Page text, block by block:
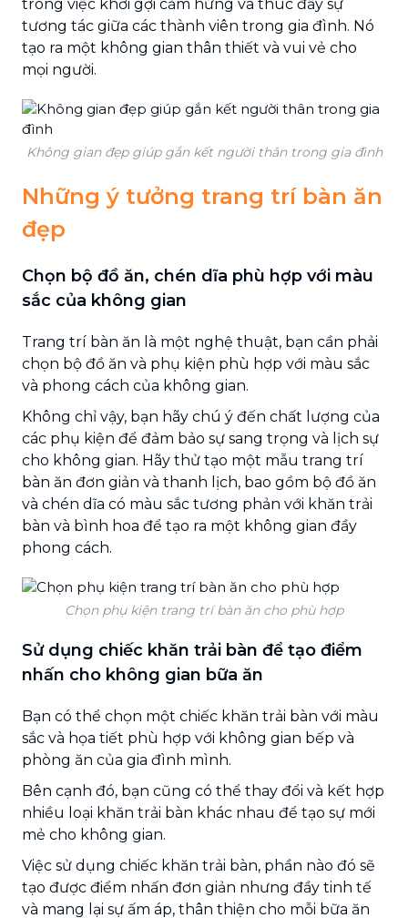
trong việc khơi gợi cảm hứng và thúc đẩy sự
tương tác giữa các thành viên trong gia đình. Nó
tạo ra một không gian thân thiết và vui vẻ cho
mọi người.
Không gian đẹp giúp gắn kết người thân trong gia đình
Những ý tưởng trang trí bàn ăn
đẹp
Chọn bộ đồ ăn, chén dĩa phù hợp với màu
sắc của không gian
Trang trí bàn ăn là một nghệ thuật, bạn cần phải
chọn bộ đồ ăn và phụ kiện phù hợp với màu sắc
và phong cách của không gian.
Không chỉ vậy, bạn hãy chú ý đến chất lượng của
các phụ kiện để đảm bảo sự sang trọng và lịch sự
cho không gian. Hãy thử tạo một mẫu trang trí
bàn ăn đơn giản và thanh lịch, bao gồm bộ đồ ăn
và chén dĩa có màu sắc tương phản với khăn trải
bàn và bình hoa để tạo ra một không gian đầy
phong cách.
Chọn phụ kiện trang trí bàn ăn cho phù hợp
Sử dụng chiếc khăn trải bàn để tạo điểm
nhấn cho không gian bữa ăn
Bạn có thể chọn một chiếc khăn trải bàn với màu
sắc và họa tiết phù hợp với không gian bếp và
phòng ăn của gia đình mình.
Bên cạnh đó, bạn cũng có thể thay đổi và kết hợp
nhiều loại khăn trải bàn khác nhau để tạo sự mới
mẻ cho không gian.
Việc sử dụng chiếc khăn trải bàn, phần nào đó sẽ
tạo được điểm nhấn đơn giản nhưng đầy tinh tế
và mang lại sự ấm áp, thân thiện cho mỗi bữa ăn